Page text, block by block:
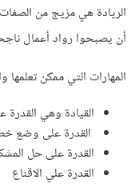
الريادة هي مزيج من
أن يصبحوا رواد أعمال
المهارات التي ممكن تعلمها
القيادة وهي القدرة
القدرة على وضع
القدرة على حل
القدرة علي الاقناع